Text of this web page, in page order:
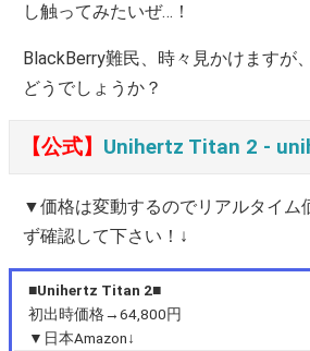
し触ってみたいぜ…！
BlackBerry難民、時々見かけますが
どうでしょうか？
【公式】 Unihertz Titan 2 ‐
▼価格は変動するのでリアルタイム
ず確認して下さい！↓
■Unihertz Titan 2■
初出時価格→64,800円
▼日本Amazon↓